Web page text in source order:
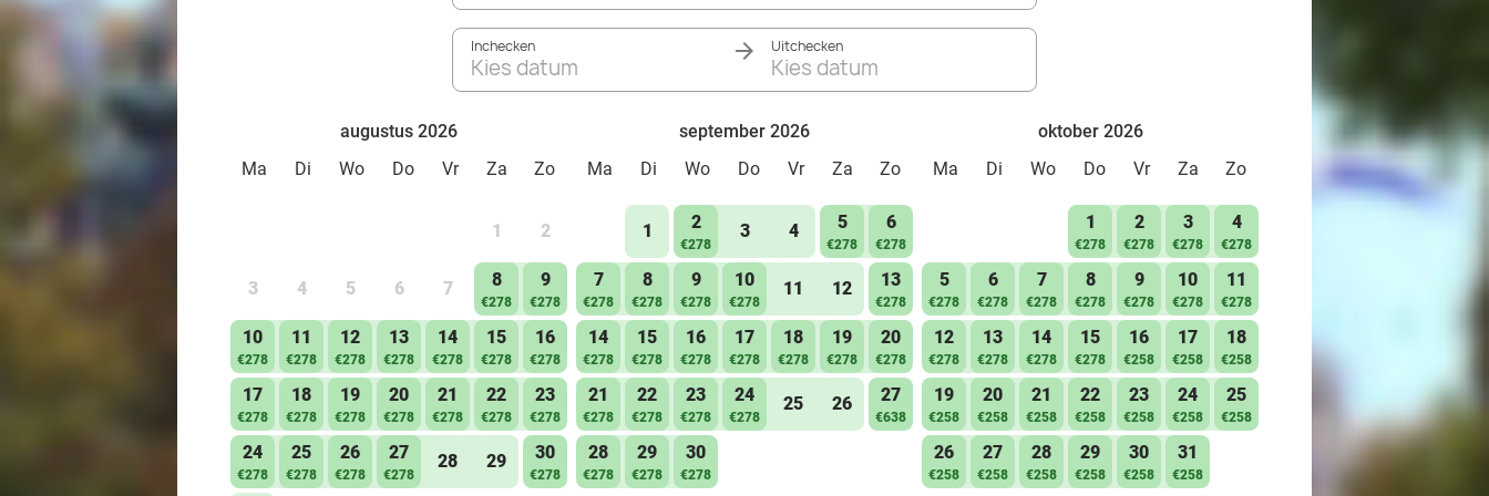
Inchecken
Kies datum
Uitchecken
Kies datum
augustus 2026
Ma
Di Wo Do Vr Za Zo
1 2
3 4 5 6 7 8
€278
9
€278
10
€278
11
€278
12
€278
13
€278
14
€278
15
€278
16
€278
17
€278
18
€278
19
€278
20
€278
21
€278
22
€278
23
€278
24
€278
25
€278
26
€278
27
€278
28 29 30
€278
september 2026
Ma
Di Wo Do Vr Za Zo
1 2
€278
3 4 5
€278
6
€278
7
€278
8
€278
9
€278
10
€278
11 12 13
€278
14
€278
15
€278
16
€278
17
€278
18
€278
19
€278
20
€278
21
€278
22
€278
23
€278
24
€278
25 26 27
€638
28
€278
29
€278
30
€278
oktober 2026
Ma
Di Wo Do Vr Za Zo
1
€278
2
€278
3
€278
4
€278
5
€278
6
€278
7
€278
8
€278
9
€278
10
€278
11
€278
12
€278
13
€278
14
€278
15
€278
16
€258
17
€258
18
€258
19
€258
20
€258
21
€258
22
€258
23
€258
24
€258
25
€258
26
€258
27
€258
28
€258
29
€258
30
€258
31
€258